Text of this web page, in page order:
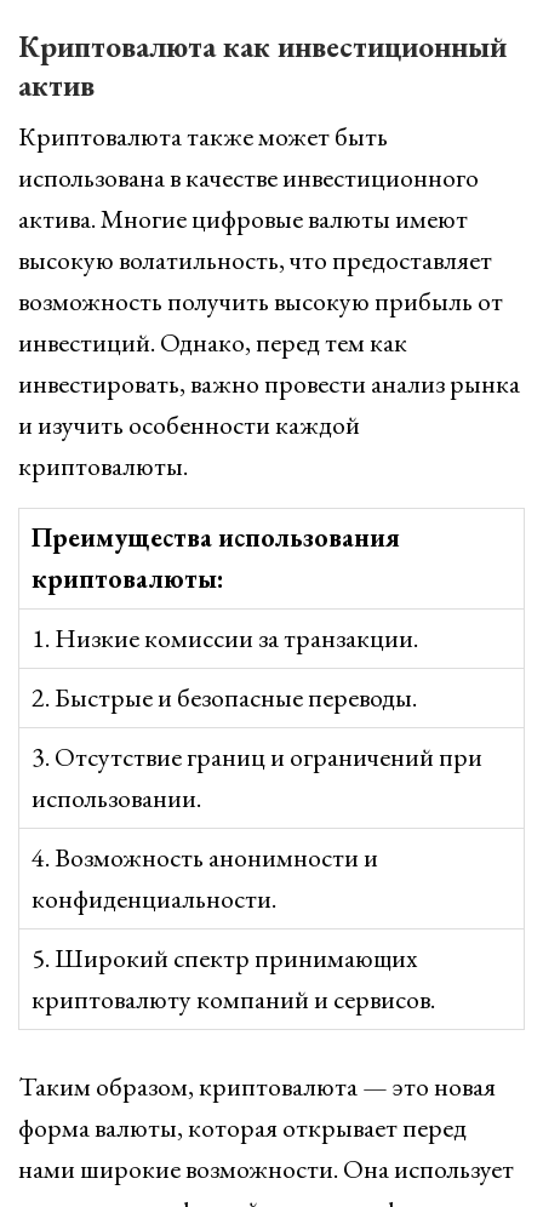
Криптовалюта как инвестиционный
актив
Криптовалюта также может быть
использована в качестве инвестиционного
актива. Многие цифровые валюты имеют
высокую волатильность, что предоставляет
возможность получить высокую прибыль от
инвестиций. Однако, перед тем как
инвестировать, важно провести анализ рынка
и изучить особенности каждой
криптовалюты.
Преимущества использования
криптовалюты:
1. Низкие комиссии за транзакции.
2. Быстрые и безопасные переводы.
3. Отсутствие границ и ограничений при
использовании.
4. Возможность анонимности и
конфиденциальности.
5. Широкий спектр принимающих
криптовалюту компаний и сервисов.
Таким образом, криптовалюта — это новая
форма валюты, которая открывает перед
нами широкие возможности. Она использует